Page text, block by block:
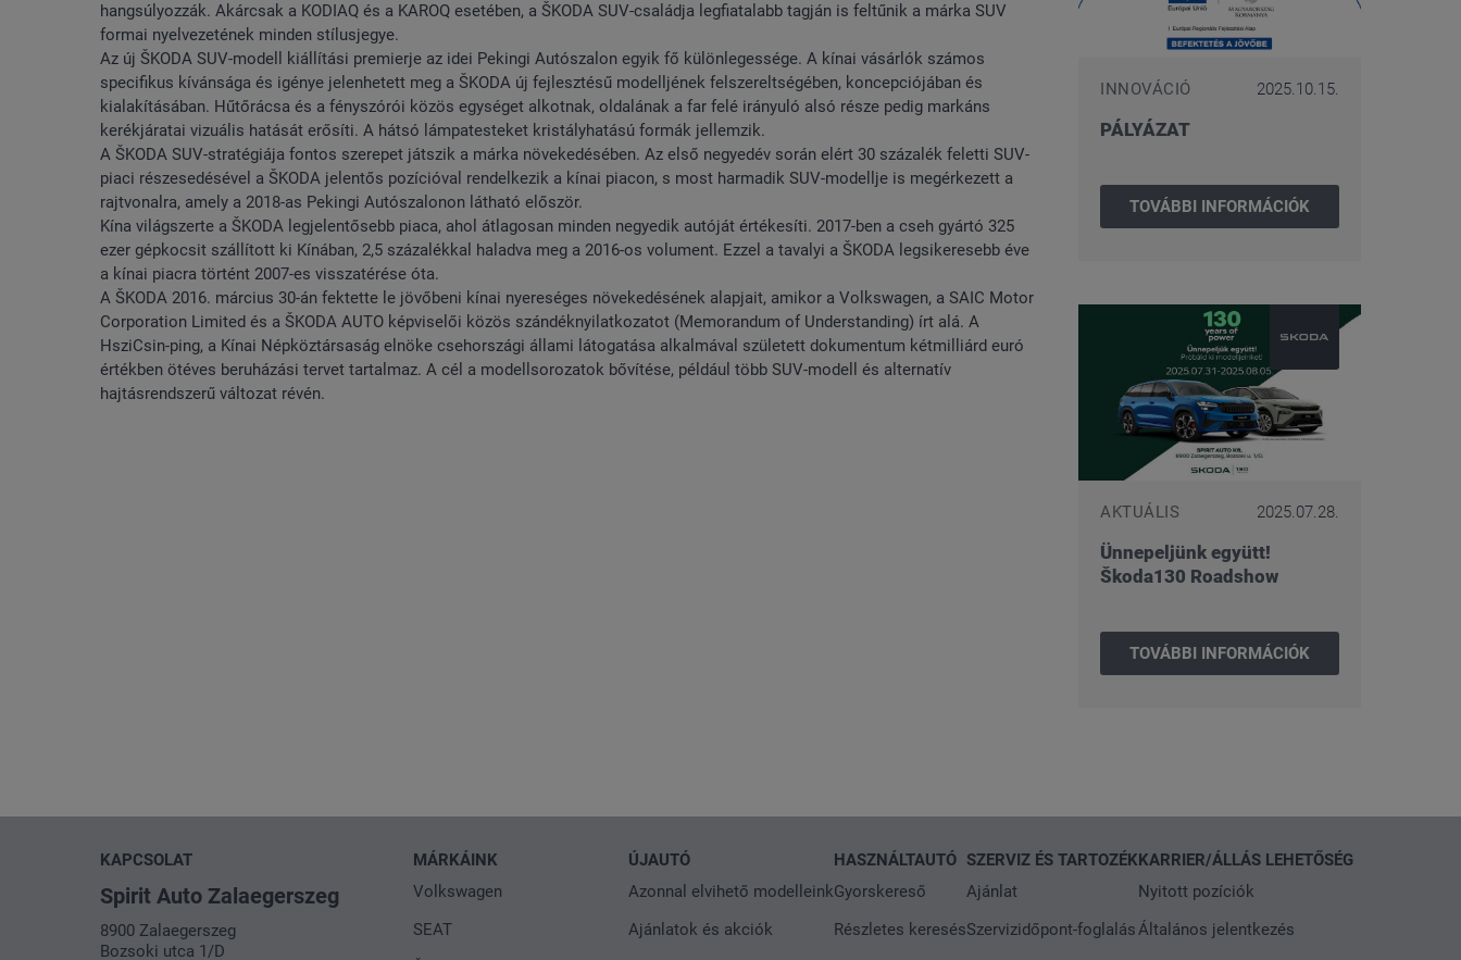
hangsúlyozzák. Akárcsak a KODIAQ és a KAROQ esetében, a ŠKODA SUV-családja legfiatalabb tagján is feltűnik a márka SUV
formai nyelvezetének minden stílusjegye.
Az új ŠKODA SUV-modell kiállítási premierje az idei Pekingi Autószalon egyik fő különlegessége. A kínai vásárlók számos
specifikus kívánsága és igénye jelenhetett meg a ŠKODA új fejlesztésű modelljének felszereltségében, koncepciójában és
kialakításában. Hűtőrácsa és a fényszórói közös egységet alkotnak, oldalának a far felé irányuló alsó része pedig markáns
kerékjáratai vizuális hatását erősíti. A hátsó lámpatesteket kristályhatású formák jellemzik.
A ŠKODA SUV-stratégiája fontos szerepet játszik a márka növekedésében. Az első negyedév során elért 30 százalék feletti SUV-
piaci részesedésével a ŠKODA jelentős pozícióval rendelkezik a kínai piacon, s most harmadik SUV-modellje is megérkezett a
rajtvonalra, amely a 2018-as Pekingi Autószalonon látható először.
Kína világszerte a ŠKODA legjelentősebb piaca, ahol átlagosan minden negyedik autóját értékesíti. 2017-ben a cseh gyártó 325
ezer gépkocsit szállított ki Kínában, 2,5 százalékkal haladva meg a 2016-os volument. Ezzel a tavalyi a ŠKODA legsikeresebb éve
a kínai piacra történt 2007-es visszatérése óta.
A ŠKODA 2016. március 30-án fektette le jövőbeni kínai nyereséges növekedésének alapjait, amikor a Volkswagen, a SAIC Motor
Corporation Limited és a ŠKODA AUTO képviselői közös szándéknyilatkozatot (Memorandum of Understanding) írt alá. A
HsziCsin-ping, a Kínai Népköztársaság elnöke csehországi állami látogatása alkalmával született dokumentum kétmilliárd euró
értékben ötéves beruházási tervet tartalmaz. A cél a modellsorozatok bővítése, például több SUV-modell és alternatív
hajtásrendszerű változat révén.
INNOVÁCIÓ 2025.10.15.
PÁLYÁZAT
TOVÁBBI INFORMÁCIÓK
AKTUÁLIS 2025.07.28.
Ünnepeljünk együtt!
Škoda130 Roadshow
TOVÁBBI INFORMÁCIÓK
KAPCSOLAT
Spirit Auto Zalaegerszeg
8900 Zalaegerszeg
Bozsoki utca 1/D
MÁRKÁINK
Volkswagen
SEAT
ÚJAUTÓ
Azonnal elvihető modelleink
Ajánlatok és akciók
HASZNÁLTAUTÓ
Gyorskereső
Részletes keresés
SZERVIZ ÉS TARTOZÉK
Ajánlat
Szervizidőpont-foglalás
KARRIER/ÁLLÁS LEHETŐSÉG
Nyitott pozíciók
Általános jelentkezés